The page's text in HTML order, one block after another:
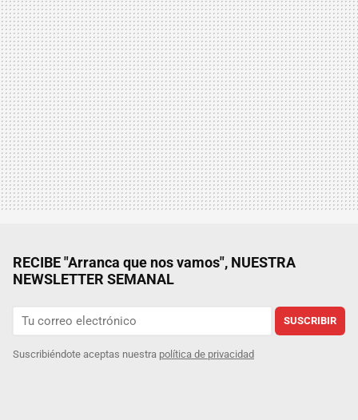
RECIBE "Arranca que nos vamos", NUESTRA
NEWSLETTER SEMANAL
SUSCRIBIR
Suscribiéndote aceptas nuestra política de privacidad